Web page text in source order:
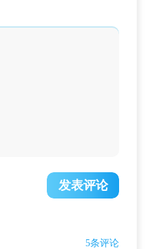
发表评论
5条评论